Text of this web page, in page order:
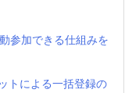
参加できる仕組みを
トによる一括登録の